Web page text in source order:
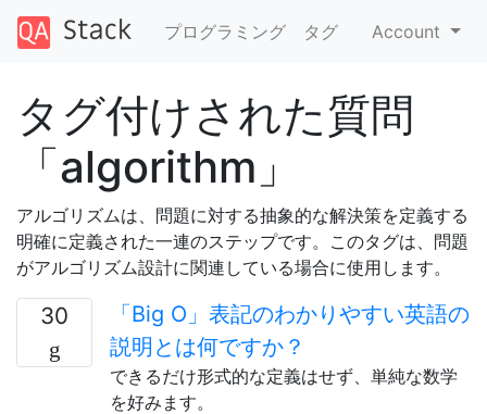
プログラミング タグ Account
タグ付けされた質問
「algorithm」
アルゴリズムは、問題に対する抽象的な解決策を定義する
明確に定義された一連のステップです。このタグは、問題
がアルゴリズム設計に関連している場合に使用します。
30
「Big O」表記のわかりやすい英語の
説明とは何ですか？
できるだけ形式的な定義はせず、単純な数学
を好みます。